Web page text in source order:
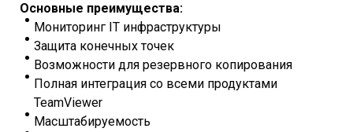
Основные преимущества:
Мониторинг IT инфраструктуры
Защита конечных точек
Возможности для резервного копирования
Полная интеграция со всеми продуктами
TeamViewer
Масштабируемость